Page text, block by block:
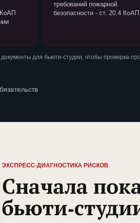
требований пожарной
безопасности - ст. 20.4
для бьюти-студии, чтобы проверка
ЭКСПРЕСС-ДИАГНОСТИКА РИСКОВ
Сначала
бьюти-